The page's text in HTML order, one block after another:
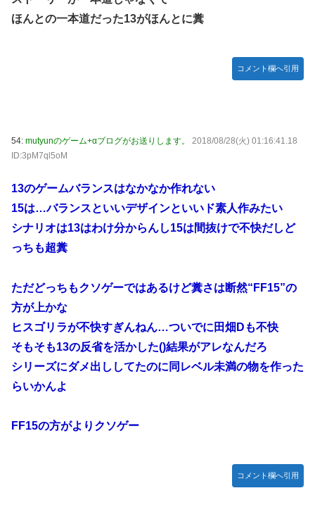
ほんとの一本道だった13がほんとに糞
コメント欄へ引用
54: mutyunのゲーム+αブログがお送りします。
2018/08/28(火) 01:16:41.18
ID:3pM7ql5oM
13のゲームバランスはなかなか作れない
15は…バランスといいデザインといいド素人作みたい
シナリオは13はわけ分からんし15は間抜けで不快だしど
っちも超糞
ただどっちもクソゲーではあるけど糞さは断然“FF15”の
方が上かな
ヒスゴリラが不快すぎんねん…ついでに田畑Dも不快
そもそも13の反省を活かした()結果がアレなんだろ
シリーズにダメ出ししてたのに同レベル未満の物を作った
らいかんよ
FF15の方がよりクソゲー
コメント欄へ引用